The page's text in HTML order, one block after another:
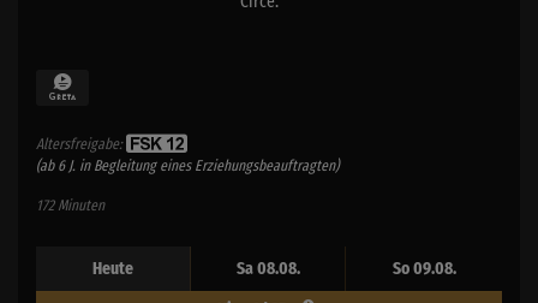
Altersfreigabe:
(ab 6 J. in Begleitung eines Erziehungsbeauftragten)
172 Minuten
Heute Sa 08.08. So 09.08.